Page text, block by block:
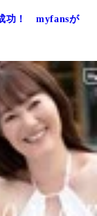
功！ myfansが